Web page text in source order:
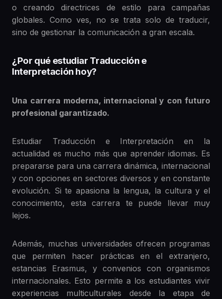
o creando directrices de estilo para campañas
globales. Como ves, no se trata solo de traducir,
sino de gestionar la comunicación a gran escala.
¿Por qué estudiar Traducción e
Interpretación hoy?
Una carrera moderna, internacional y con futuro
profesional garantizado.
Estudiar Traducción e Interpretación en la
actualidad es mucho más que aprender idiomas. Es
prepararse para una carrera dinámica, internacional
y con opciones en sectores diversos y en constante
evolución. Si te apasiona la lengua, la cultura y el
conocimiento, esta carrera te puede llevar muy
lejos.
Además, muchas universidades ofrecen programas
que permiten hacer prácticas en el extranjero,
estancias Erasmus, y convenios con organismos
internacionales. Esto permite a los estudiantes vivir
experiencias multiculturales desde la etapa de